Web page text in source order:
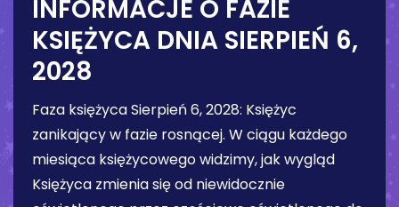
INFORMACJE O FAZIE
KSIĘŻYCA DNIA SIERPIEŃ 6,
2028
Faza księżycaSierpień 6, 2028: Księżyc
zanikający w fazie rosnącej. W ciągu każdego
miesiąca księżycowego widzimy, jak wygląd
Księżyca zmienia się od niewidocznie